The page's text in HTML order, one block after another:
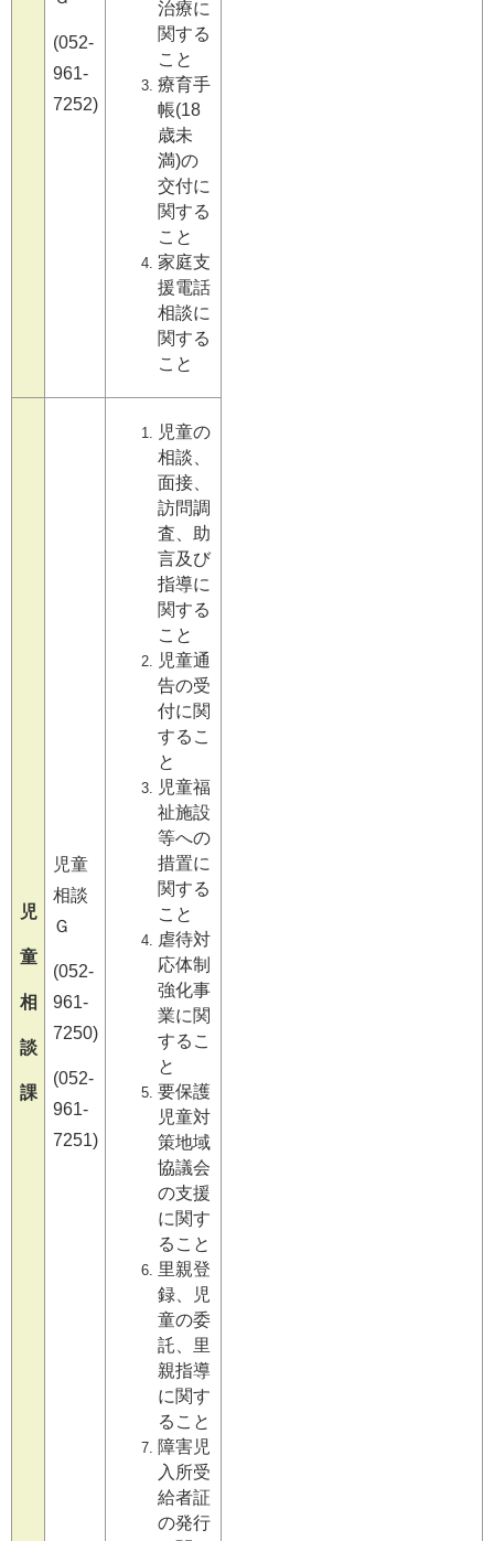
(052-
961-
7252)
治療に
関する
こと
療育手
帳(18
歳未
満)の
交付に
関する
こと
家庭支
援電話
相談に
関する
こと
児
童
相
談
課
児童
相談
Ｇ
(052-
961-
7250)
(052-
961-
7251)
児童の
相談、
面接、
訪問調
査、助
言及び
指導に
関する
こと
児童通
告の受
付に関
するこ
と
児童福
祉施設
等への
措置に
関する
こと
虐待対
応体制
強化事
業に関
するこ
と
要保護
児童対
策地域
協議会
の支援
に関す
ること
里親登
録、児
童の委
託、里
親指導
に関す
ること
障害児
入所受
給者証
の発行